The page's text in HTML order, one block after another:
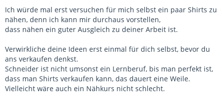
Ich würde mal erst versuchen für mich selbst ein paar Shirts zu
nähen, denn ich kann mir durchaus vorstellen,
dass nähen ein guter Ausgleich zu deiner Arbeit ist.
Verwirkliche deine Ideen erst einmal für dich selbst, bevor du
ans verkaufen denkst.
Schneider ist nicht umsonst ein Lernberuf, bis man perfekt ist,
dass man Shirts verkaufen kann, das dauert eine Weile.
Vielleicht wäre auch ein Nähkurs nicht schlecht.